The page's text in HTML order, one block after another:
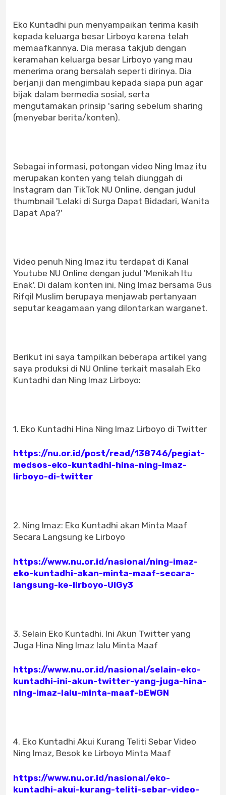
Eko Kuntadhi pun menyampaikan terima kasih
kepada keluarga besar Lirboyo karena telah
memaafkannya. Dia merasa takjub dengan
keramahan keluarga besar Lirboyo yang mau
menerima orang bersalah seperti dirinya. Dia
berjanji dan mengimbau kepada siapa pun agar
bijak dalam bermedia sosial, serta
mengutamakan prinsip 'saring sebelum sharing
(menyebar berita/konten).
Sebagai informasi, potongan video Ning Imaz itu
merupakan konten yang telah diunggah di
Instagram dan TikTok NU Online, dengan judul
thumbnail 'Lelaki di Surga Dapat Bidadari, Wanita
Dapat Apa?'
Video penuh Ning Imaz itu terdapat di Kanal
Youtube NU Online dengan judul 'Menikah Itu
Enak'. Di dalam konten ini, Ning Imaz bersama Gus
Rifqil Muslim berupaya menjawab pertanyaan
seputar keagamaan yang dilontarkan warganet.
Berikut ini saya tampilkan beberapa artikel yang
saya produksi di NU Online terkait masalah Eko
Kuntadhi dan Ning Imaz Lirboyo:
1. Eko Kuntadhi Hina Ning Imaz Lirboyo di Twitter
https://nu.or.id/post/read/138746/pegiat-
medsos-eko-kuntadhi-hina-ning-imaz-
lirboyo-di-twitter
2. Ning Imaz: Eko Kuntadhi akan Minta Maaf
Secara Langsung ke Lirboyo
https://www.nu.or.id/nasional/ning-imaz-
eko-kuntadhi-akan-minta-maaf-secara-
langsung-ke-lirboyo-UIGy3
3. Selain Eko Kuntadhi, Ini Akun Twitter yang
Juga Hina Ning Imaz lalu Minta Maaf
https://www.nu.or.id/nasional/selain-eko-
kuntadhi-ini-akun-twitter-yang-juga-hina-
ning-imaz-lalu-minta-maaf-bEWGN
4. Eko Kuntadhi Akui Kurang Teliti Sebar Video
Ning Imaz, Besok ke Lirboyo Minta Maaf
https://www.nu.or.id/nasional/eko-
kuntadhi-akui-kurang-teliti-sebar-video-